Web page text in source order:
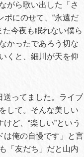
がら歌い出した「さ
にのせて、“永遠だ
今夜も眠れない僕ら
かったであろう切な
くと、細川が天を仰
送ってました。ライブ
して。そんな美しい
ど、“楽しい”という
は俺の自慢です」と言
「友だち」だと山内